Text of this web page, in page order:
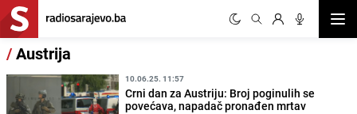
/Austrija
10.06.25. 11:57
Crni dan za Austriju: Broj poginulih se
povećava, napadač pronađen mrtav